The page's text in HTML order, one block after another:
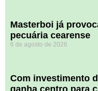
Masterboi já
pecuária cearense
6 de agosto de 2026
Com investimento